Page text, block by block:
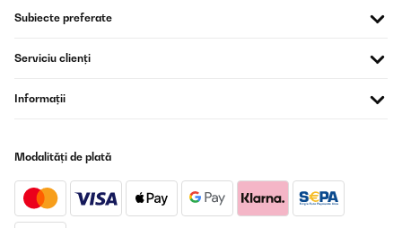
Traducere
unkompliziert.Diese Maschine steht fest. Extra Stern dafür. Ich
habe alle Funktionen bisher getestet. und es funktioniert alles.
Fleisch essen wir nicht, dazu kann ich nichts sagen. Nudeln
gehen bei mir einfacher, wenn ich sie mit der Hand anfertige.- Der
Mixaufsatz ist super für Suppen zu pürieren ( ich mache sie nicht
heiss da hinein). Und auch für Smoothie für eine grössere Familie
Subiecte preferate
Serviciu clienți
Informații
Modalități de plată